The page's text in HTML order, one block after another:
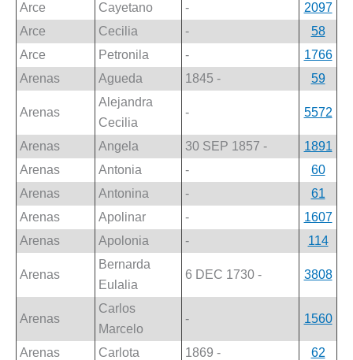
Arce Cayetano -
2097
Arce
Cecilia -
58
Arce
Petronila -
1766
Arenas
Agueda 1845 - 59
Arenas
Alejandra
Cecilia
- 5572
Arenas Angela 30 SEP 1857 -
1891
Arenas
Antonia -
60
Arenas
Antonina -
61
Arenas
Apolinar -
1607
Arenas
Apolonia - 114
Arenas
Bernarda
Eulalia
6 DEC 1730 - 3808
Arenas
Carlos
Marcelo
- 1560
Arenas Carlota 1869 -
62